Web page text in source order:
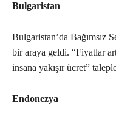
Bulgaristan
Bulgaristan’da Bağımsız
bir araya geldi. “Fiyatlar
insana yakışır ücret”
Endonezya